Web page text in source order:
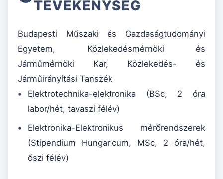
TEVÉKENYSÉG
Budapesti Műszaki és Gazdaságtudományi
Egyetem, Közlekedésmérnöki és
Járműmérnöki Kar, Közlekedés- és
Járműirányítási Tanszék
Elektrotechnika-elektronika (BSc, 2 óra
labor/hét, tavaszi félév)
Elektronika-Elektronikus mérőrendszerek
(Stipendium Hungaricum, MSc, 2 óra/hét,
őszi félév)